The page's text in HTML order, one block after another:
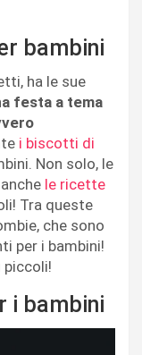
bambini
ha le sue
festa a tema
i biscotti di
Non solo, le
le ricette
Tra queste
che sono
per i bambini!
piccoli!
i bambini